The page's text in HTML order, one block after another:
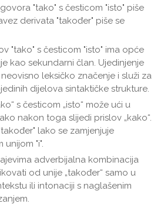
"tako" s česticom "isto" piše
derivata "također" piše se
"tako" s česticom "isto" ima opće
kao sekundarni član. Ujedinjenje
leksičko značenje i služi za
dijelova sintaktičke strukture.
s česticom „isto“ može ući u
nakon toga slijedi prislov „kako“.
lako se zamjenjuje
"i".
adverbijalna kombinacija
od unije „također“ samo u
ili intonaciji s naglašenim